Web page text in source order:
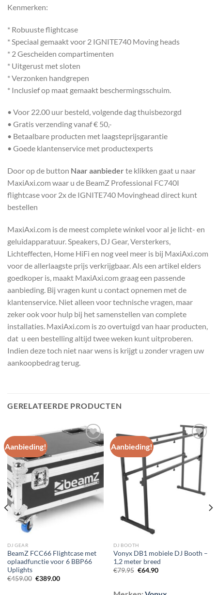
Kenmerken:
* Robuuste flightcase
* Speciaal gemaakt voor 2 IGNITE740 Moving heads
* 2 Gescheiden compartimenten
* Uitgerust met sloten
* Verzonken handgrepen
* Inclusief op maat gemaakt beschermingsschuim.
• Voor 22.00 uur besteld, volgende dag thuisbezorgd
• Gratis verzending vanaf € 50,-
• Betaalbare producten met laagsteprijsgarantie
• Goede klantenservice met productexperts
Door op de button Naar aanbieder te klikken gaat u naar
MaxiAxi.com waar u de BeamZ Professional FC740I
flightcase voor 2x de IGNITE740 Movinghead direct kunt
bestellen
MaxiAxi.com is de meest complete winkel voor al je licht- en
geluidapparatuur. Speakers, DJ Gear, Versterkers,
Lichteffecten, Home HiFi en nog veel meer is bij MaxiAxi.com
voor de allerlaagste prijs verkrijgbaar. Als een artikel elders
goedkoper is, maakt MaxiAxi.com graag een passende
aanbieding. Bij vragen kunt u contact opnemen met de
klantenservice. Niet alleen voor technische vragen, maar
zeker ook voor hulp bij het samenstellen van complete
installaties. MaxiAxi.com is zo overtuigd van haar producten,
dat u een bestelling altijd twee weken kunt uitproberen.
Indien deze toch niet naar wens is krijgt u zonder vragen uw
aankoopbedrag terug.
GERELATEERDE PRODUCTEN
Aanbieding!
Toevoegen
aan
wenslijst
DJ GEAR
BeamZ FCC66 Flightcase met
oplaadfunctie voor 6 BBP66
Uplights
€459.00 Oorspronkelijke
€389.00Huidige
Aanbieding!
Toevoegen
wenslijst
DJ BOOTH
Vonyx DB1 mobiele DJ Booth –
1,2 meter breed
€79.95 Oorspronkelijke
€64.90Huidige